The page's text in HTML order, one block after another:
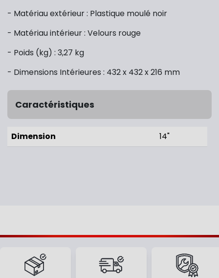
- Matériau extérieur : Plastique moulé noir
- Matériau intérieur : Velours rouge
- Poids (kg) : 3,27 kg
- Dimensions Intérieures : 432 x 432 x 216 mm
Caractéristiques
Dimension 14"